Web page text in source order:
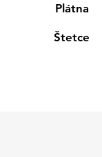
Plátna
Štetce